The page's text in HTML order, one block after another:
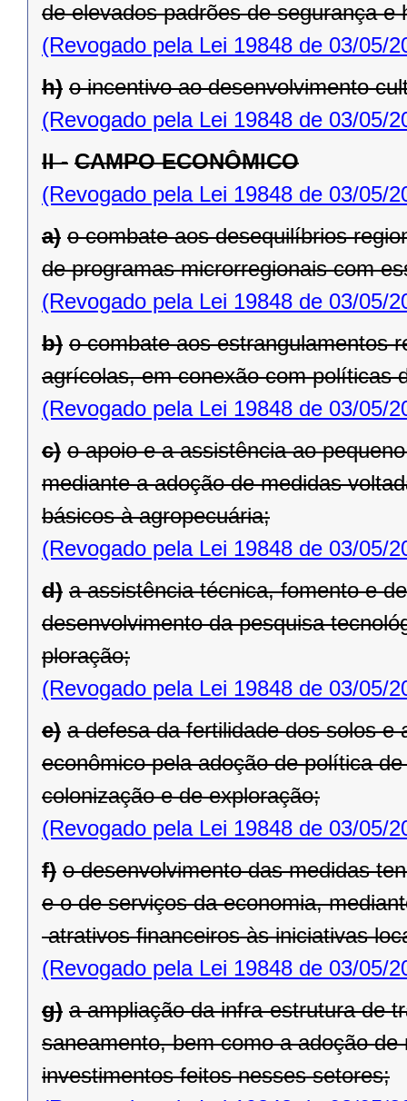
de elevados padrões de segu­rança e
(Revogado pela Lei 19848 de 03/05/
h) o incentivo ao desenvolvimento
(Revogado pela Lei 19848 de 03/05/
II - CAMPO ECONÔMICO
(Revogado pela Lei 19848 de 03/05/
a) o combate aos desequilíbrios
de programas microrregionais com
(Revogado pela Lei 19848 de 03/05/
b) o combate aos estrangulamentos
agrícolas, em conexão com políticas
(Revogado pela Lei 19848 de 03/05/
c) o apoio e a assistência ao
mediante a adoção de medidas
básicos à agropecuária;
(Revogado pela Lei 19848 de 03/05/
d) a assistência técnica, fomento e
desenvolvimento da pesquisa
ploração;
(Revogado pela Lei 19848 de 03/05/
e) a defesa da fertilidade dos solos e
econômico pela adoção de polí­tica
colonização e de exploração;
(Revogado pela Lei 19848 de 03/05/
f) o desenvolvimento das medidas
e o de serviços da economia,
atra­tivos financeiros às iniciativas
(Revogado pela Lei 19848 de 03/05/
g) a ampliação da infra-estrutura de
saneamento, bem como a adoção
investimentos feitos nesses setores;